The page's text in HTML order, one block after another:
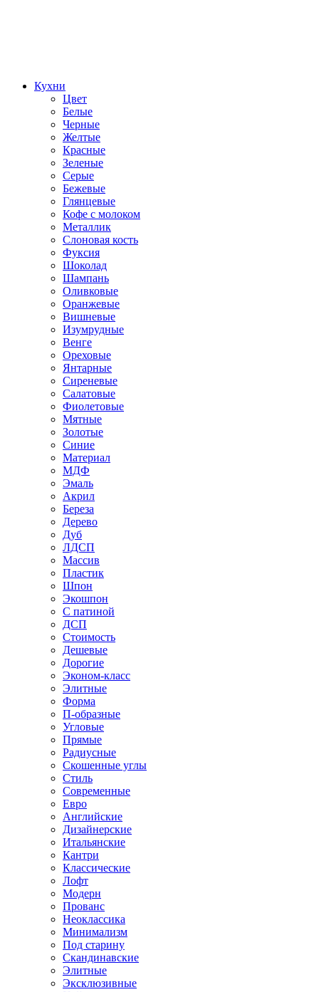
Кухни
Цвет
Белые
Черные
Желтые
Красные
Зеленые
Серые
Бежевые
Глянцевые
Кофе с молоком
Металлик
Слоновая кость
Фуксия
Шоколад
Шампань
Оливковые
Оранжевые
Вишневые
Изумрудные
Венге
Ореховые
Янтарные
Сиреневые
Салатовые
Фиолетовые
Мятные
Золотые
Синие
Материал
МДФ
Эмаль
Акрил
Береза
Дерево
Дуб
ЛДСП
Массив
Пластик
Шпон
Экошпон
С патиной
ДСП
Стоимость
Дешевые
Дорогие
Эконом-класс
Элитные
Форма
П-образные
Угловые
Прямые
Радиусные
Скошенные углы
Стиль
Современные
Евро
Английские
Дизайнерские
Итальянские
Кантри
Классические
Лофт
Модерн
Прованс
Неоклассика
Минимализм
Под старину
Скандинавские
Элитные
Эксклюзивные